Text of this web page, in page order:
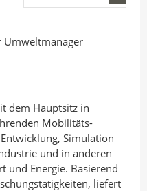
Umweltmanager
dem Hauptsitz in
Mobilitäts-
Simulation
und in anderen
und Energie. Basierend
liefert